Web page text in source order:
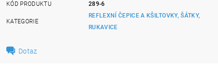
KÓD PRODUKTU 289-6
KATEGORIE
REFLEXNÍ ČEPICE A KŠILTOVKY, ŠÁTKY,
RUKAVICE
Dotaz